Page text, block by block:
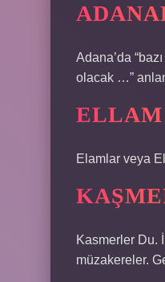
Adana’da
olacak …”
ELLAM
Elamlar veya
Kasmerler Du.
müzakereler.